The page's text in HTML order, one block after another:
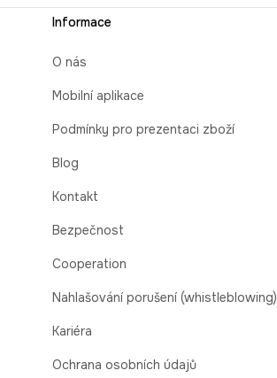
Informace
O nás
Mobilní aplikace
Podmínky pro prezentaci zboží
Blog
Kontakt
Bezpečnost
Cooperation
Nahlašování porušení (whistleblowing)
Kariéra
Ochrana osobních údajů